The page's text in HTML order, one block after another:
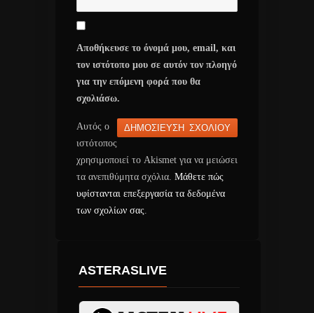
Αποθήκευσε το όνομά μου, email, και
τον ιστότοπο μου σε αυτόν τον πλοηγό
για την επόμενη φορά που θα
σχολιάσω.
Αυτός ο
ιστότοπος
χρησιμοποιεί το Akismet για να μειώσει
τα ανεπιθύμητα σχόλια. Μάθετε πώς
υφίστανται επεξεργασία τα δεδομένα
των σχολίων σας.
ASTERASLIVE